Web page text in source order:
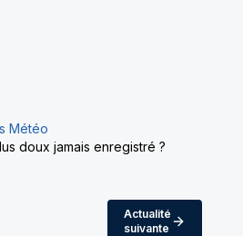
Météo
doux jamais enregistré ?
Actualité
suivante